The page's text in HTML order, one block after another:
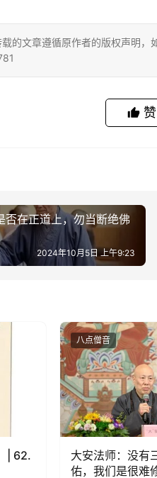
的文章遵循原作者的版权声明
赞
否在正道上，勿当断绝佛
2024年10月5日 上午9:23
| 62.
八点僧音
大安法师：没有
佑，我们是很难